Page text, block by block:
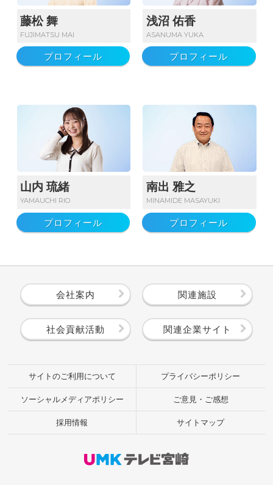
藤松 舞
FUJIMATSU MAI
プロフィール
浅沼 佑香
ASANUMA YUKA
プロフィール
山内 琉緒
YAMAUCHI RIO
プロフィール
南出 雅之
MINAMIDE MASAYUKI
プロフィール
会社案内 関連施設
社会貢献活動 関連企業サイト
サイトのご利用について プライバシーポリシー
ソーシャルメディアポリシー ご意見・ご感想
採用情報 サイトマップ